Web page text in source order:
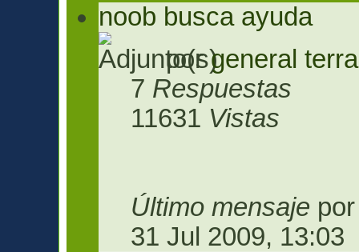
noob busca ayuda
porgeneral terra
7 Respuestas
11631 Vistas
Último mensaje
31 Jul 2009, 13:03